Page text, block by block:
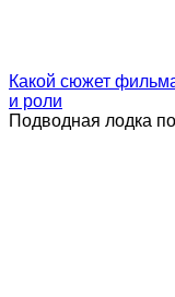
Какой сюжет
и роли
Подводная лодка